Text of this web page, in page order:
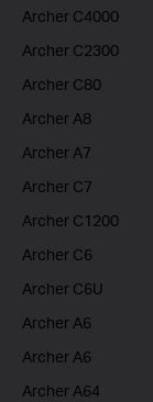
Archer C4000
Archer C2300
Archer C80
Archer A8
Archer A7
Archer C7
Archer C1200
Archer C6
Archer C6U
Archer A6
Archer A6
Archer A64